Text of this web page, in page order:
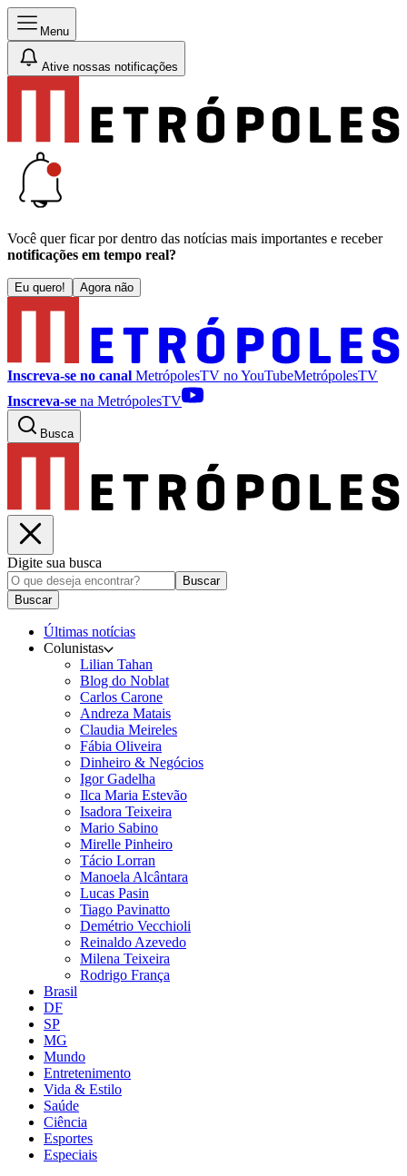
Menu
Ative nossas notificações
Você quer ficar por dentro das notícias mais importantes e receber
notificações em tempo real?
Eu quero! Agora não
Inscreva-se no canal MetrópolesTV noYouTubeMetrópolesTV
Inscreva-se na MetrópolesTV
Busca
Digite sua busca
Buscar
Buscar
Últimas notícias
Colunistas
Lilian Tahan
Blog do Noblat
Carlos Carone
Andreza Matais
Claudia Meireles
Fábia Oliveira
Dinheiro & Negócios
Igor Gadelha
Ilca Maria Estevão
Isadora Teixeira
Mario Sabino
Mirelle Pinheiro
Tácio Lorran
Manoela Alcântara
Lucas Pasin
Tiago Pavinatto
Demétrio Vecchioli
Reinaldo Azevedo
Milena Teixeira
Rodrigo França
Brasil
DF
SP
MG
Mundo
Entretenimento
Vida & Estilo
Saúde
Ciência
Esportes
Especiais